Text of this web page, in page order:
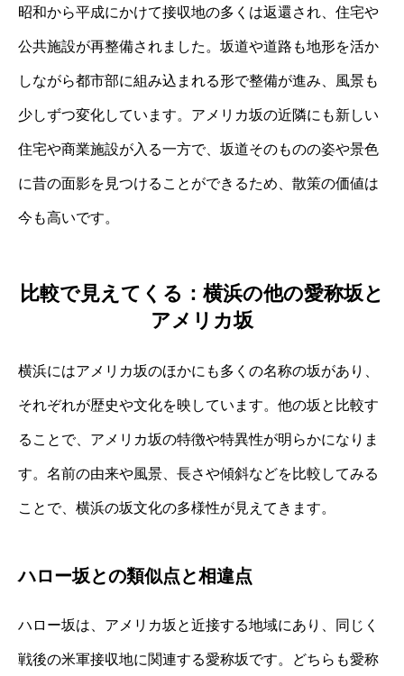
昭和から平成にかけて接収地の多くは返還され、住宅や
公共施設が再整備されました。坂道や道路も地形を活か
しながら都市部に組み込まれる形で整備が進み、風景も
少しずつ変化しています。アメリカ坂の近隣にも新しい
住宅や商業施設が入る一方で、坂道そのものの姿や景色
に昔の面影を見つけることができるため、散策の価値は
今も高いです。
比較で見えてくる：横浜の他の愛称坂と
アメリカ坂
横浜にはアメリカ坂のほかにも多くの名称の坂があり、
それぞれが歴史や文化を映しています。他の坂と比較す
ることで、アメリカ坂の特徴や特異性が明らかになりま
す。名前の由来や風景、長さや傾斜などを比較してみる
ことで、横浜の坂文化の多様性が見えてきます。
ハロー坂との類似点と相違点
ハロー坂は、アメリカ坂と近接する地域にあり、同じく
戦後の米軍接収地に関連する愛称坂です。どちらも愛称